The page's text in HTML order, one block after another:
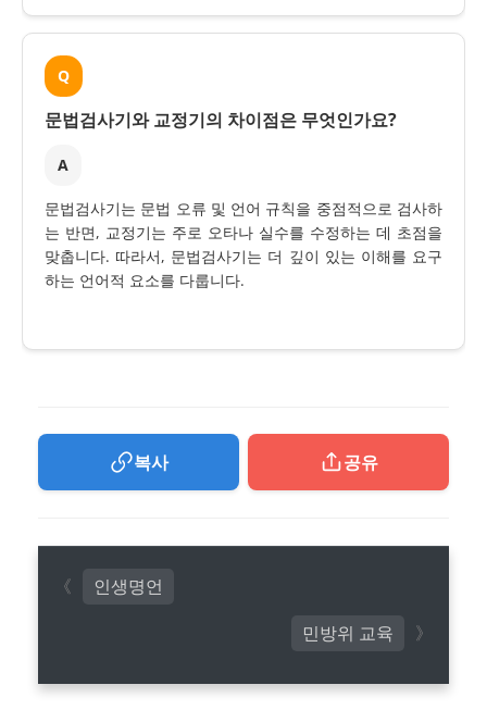
Q
문법검사기와 교정기의 차이점은 무엇인가요?
A
문법검사기는 문법 오류 및 언어 규칙을 중점적으로 검사하
는 반면, 교정기는 주로 오타나 실수를 수정하는 데 초점을
맞춥니다. 따라서, 문법검사기는 더 깊이 있는 이해를 요구
하는 언어적 요소를 다룹니다.
복사 공유
민방위 교육
인생명언